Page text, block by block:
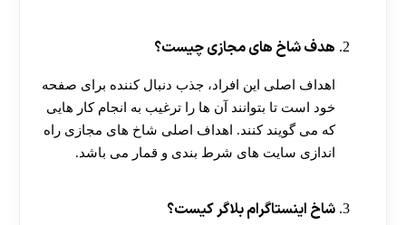
هدف شاخ های مجازی چیست؟
اهداف اصلی این افراد، جذب دنبال کننده برای صفحه
خود است تا بتوانند آن ها را ترغیب به انجام کار هایی
که می گویند کنند. اهداف اصلی شاخ های مجازی راه
اندازی سایت های شرط بندی و قمار می باشد.
شاخ اینستاگرام بلاگر کیست؟